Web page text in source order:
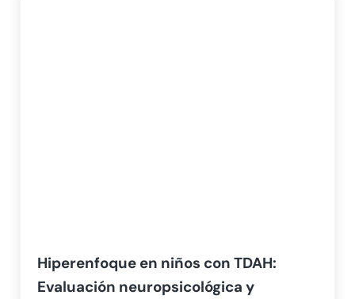
Hiperenfoque en niños con TDAH:
Evaluación neuropsicológica y